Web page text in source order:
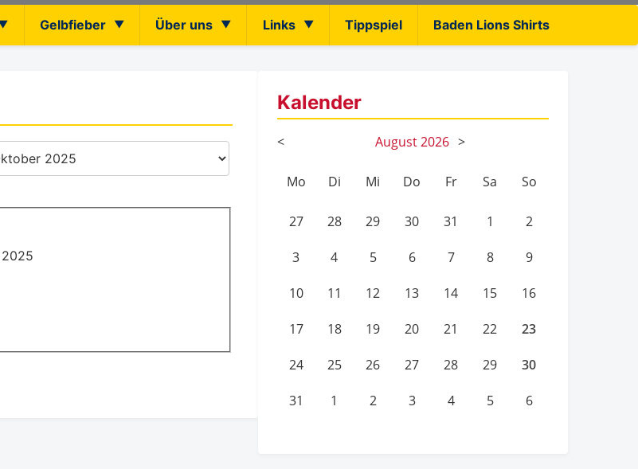
Gelbfieber Über uns Links Tippspiel Baden Lions Shirts
Kalender
< August2026 >
Mo Di Mi Do Fr Sa So
27 28 29 30 31 1 2
3 4 5 6 7 8 9
10 11 12 13 14 15 16
17 18 19 20 21 22 23
24 25 26 27 28 29 30
31 1 2 3 4 5 6